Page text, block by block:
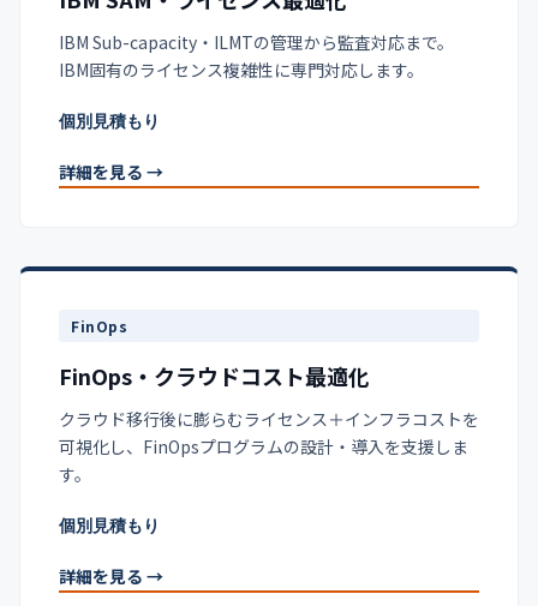
IBM Sub-capacity・ILMTの管理から監査対応まで。
IBM固有のライセンス複雑性に専門対応します。
個別見積もり
詳細を見る →
FinOps
FinOps・クラウドコスト最適化
クラウド移行後に膨らむライセンス＋インフラコストを
可視化し、FinOpsプログラムの設計・導入を支援しま
す。
個別見積もり
詳細を見る →